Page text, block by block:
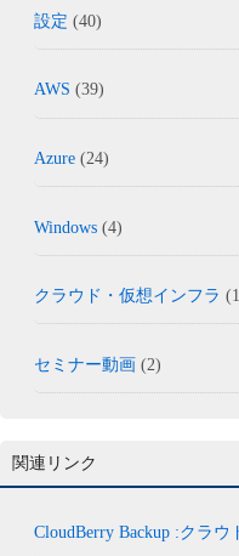
設定 (40)
AWS (39)
Azure (24)
Windows (4)
クラウド・仮想インフラ
セミナー動画 (2)
関連リンク
CloudBerry Backup :クラ